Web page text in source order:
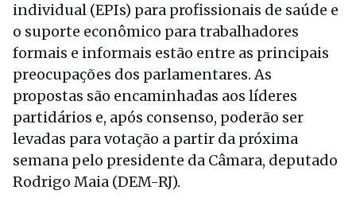
individual (EPIs) para profissionais de saúde e
o suporte econômico para trabalhadores
formais e informais estão entre as principais
preocupações dos parlamentares. As
propostas são encaminhadas aos líderes
partidários e, após consenso, poderão ser
levadas para votação a partir da próxima
semana pelo presidente da Câmara, deputado
Rodrigo Maia (DEM-RJ).